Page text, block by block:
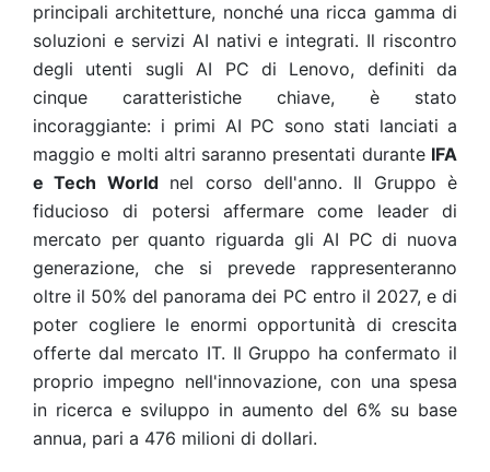
principali architetture, nonché una ricca gamma di
soluzioni e servizi AI nativi e integrati. Il riscontro
degli utenti sugli AI PC di Lenovo, definiti da
cinque caratteristiche chiave, è stato
incoraggiante: i primi AI PC sono stati lanciati a
maggio e molti altri saranno presentati durante IFA
e Tech Worldnel corso dell'anno. Il Gruppo è
fiducioso di potersi affermare come leader di
mercato per quanto riguarda gli AI PC di nuova
generazione, che si prevede rappresenteranno
oltre il 50% del panorama dei PC entro il 2027, e di
poter cogliere le enormi opportunità di crescita
offerte dal mercato IT. Il Gruppo ha confermato il
proprio impegno nell'innovazione, con una spesa
in ricerca e sviluppo in aumento del 6% su base
annua, pari a 476 milioni di dollari.